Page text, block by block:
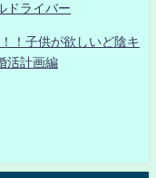
ドライバー
！子供が欲しいど陰キ
活計画編